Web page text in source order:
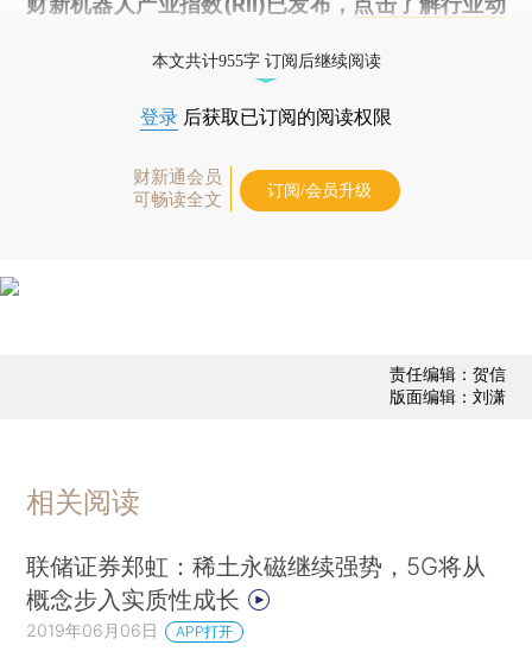
本文共计955字 订阅后继续阅读
登录 后获取已订阅的阅读权限
财新通会员
可畅读全文
订阅/会员升级
责任编辑：贺信
版面编辑：刘潇
相关阅读
联储证券郑虹：稀土永磁继续强势，5G将从
概念步入实质性成长
2019年06月06日 APP打开